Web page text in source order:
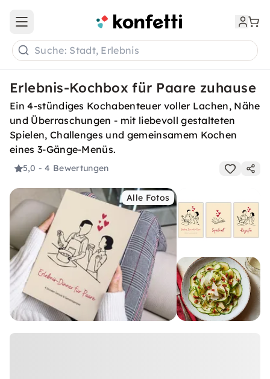
Open main menu
Suche: Stadt, Erlebnis
Erlebnis-Kochbox für Paare zuhause
Ein 4-stündiges Kochabenteuer voller Lachen, Nähe
und Überraschungen - mit liebevoll gestalteten
Spielen, Challenges und gemeinsamem Kochen
eines 3-Gänge-Menüs.
5,0 - 4 Bewertungen
Alle Fotos